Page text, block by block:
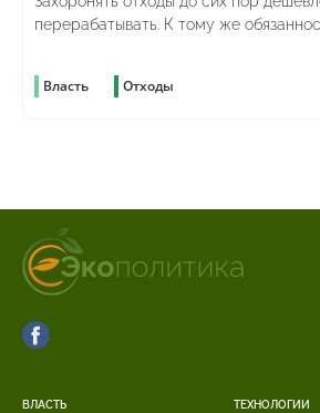
перерабатывать. К тому же
Власть Отходы
ВЛАСТЬ ТЕХНОЛОГИИ